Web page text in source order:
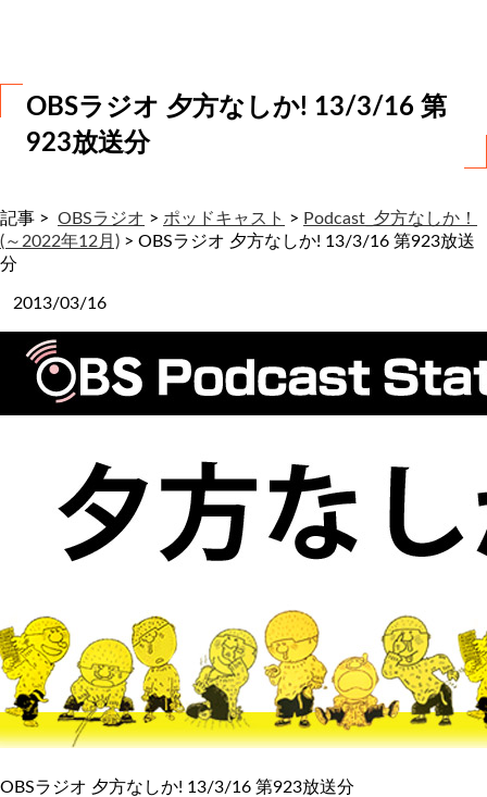
OBSラジオ 夕方なしか! 13/3/16 第
923放送分
記事 > OBSラジオ > ポッドキャスト > Podcast_夕方なしか！
(～2022年12月) > OBSラジオ 夕方なしか! 13/3/16 第923放送
分
2013/03/16
OBSラジオ 夕方なしか! 13/3/16 第923放送分